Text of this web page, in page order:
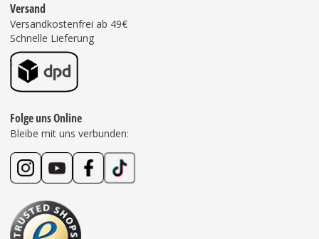
Versand
Versandkostenfrei ab 49€
Schnelle Lieferung
Folge uns Online
Bleibe mit uns verbunden: